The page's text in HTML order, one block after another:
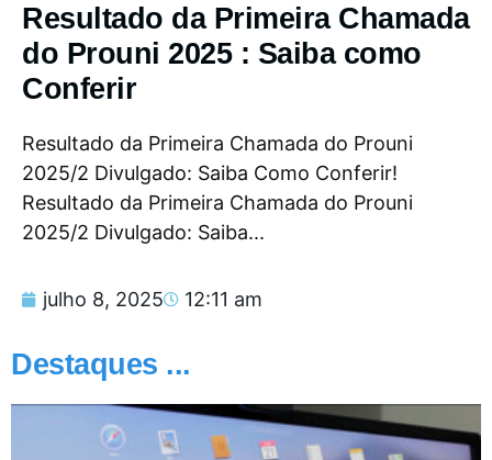
Resultado da Primeira Chamada
do Prouni 2025 : Saiba como
Conferir
Resultado da Primeira Chamada do Prouni
2025/2 Divulgado: Saiba Como Conferir!
Resultado da Primeira Chamada do Prouni
2025/2 Divulgado: Saiba...
julho 8, 2025 12:11 am
Destaques ...